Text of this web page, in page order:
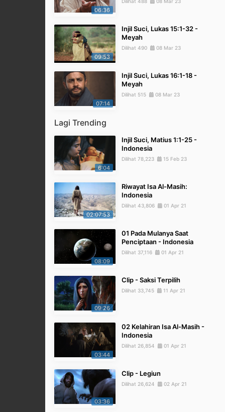
06:36
09:53
Injil Suci, Lukas 15:1-32 -
Meyah
Dilihat 490 08 Mar 23
07:14
Injil Suci, Lukas 16:1-18 -
Meyah
Dilihat 515 08 Mar 23
Lagi Trending
6:04
Injil Suci, Matius 1:1-25 -
Indonesia
Dilihat 78,223 15 Feb 23
02:07:53
Riwayat Isa Al-Masih:
Indonesia
Dilihat 43,806 01 Apr 21
08:09
01 Pada Mulanya Saat
Penciptaan - Indonesia
Dilihat 37,116 01 Apr 21
09:26
Clip - Saksi Terpilih
Dilihat 33,745 11 Apr 21
03:44
02 Kelahiran Isa Al-Masih -
Indonesia
Dilihat 26,854 01 Apr 21
03:36
Clip - Legiun
Dilihat 26,624 02 Apr 21